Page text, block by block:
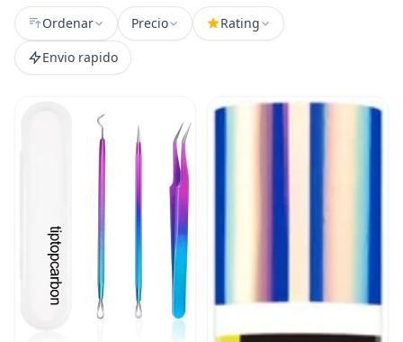
Ordenar Precio
Rating
Envio rapido